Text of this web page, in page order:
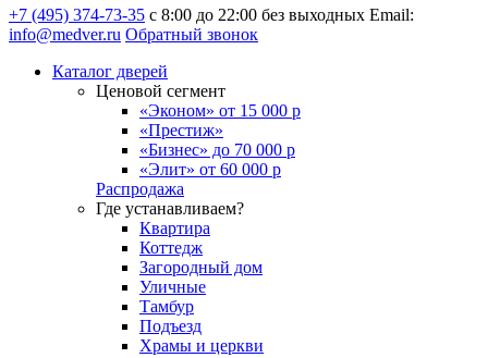
+7 (495) 374-73-35 с 8:00 до 22:00 без выходных Email:
info@medver.ru Обратный звонок
Каталог дверей
Ценовой сегмент
«Эконом» от 15 000 р
«Престиж»
«Бизнес» до 70 000 р
«Элит» от 60 000 р
Распродажа
Где устанавливаем?
Квартира
Коттедж
Загородный дом
Уличные
Тамбур
Подъезд
Храмы и церкви